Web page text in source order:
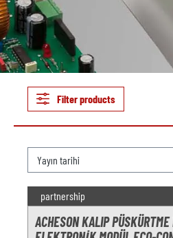
Filter products
partnership
ACHESON KALIP